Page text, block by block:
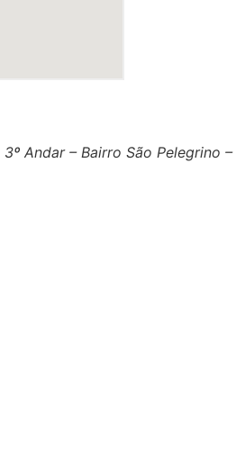
3º Andar – Bairro São Pelegrino –